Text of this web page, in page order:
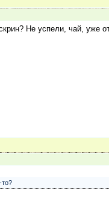
Не успели, чай, уже